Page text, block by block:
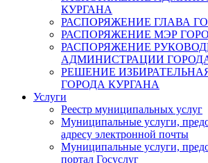
КУРГАНА
РАСПОРЯЖЕНИЕ ГЛАВА
РАСПОРЯЖЕНИЕ МЭР
РАСПОРЯЖЕНИЕ
АДМИНИСТРАЦИИ
РЕШЕНИЕ
ГОРОДА КУРГАНА
Услуги
Реестр муниципальных услуг
Муниципальные услуги,
адресу электронной почты
Муниципальные услуги,
портал Госуслуг